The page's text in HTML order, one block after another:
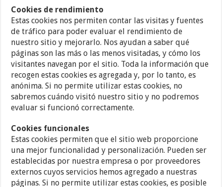
Cookies de rendimiento
Estas cookies nos permiten contar las visitas y fuentes
de tráfico para poder evaluar el rendimiento de
nuestro sitio y mejorarlo. Nos ayudan a saber qué
páginas son las más o las menos visitadas, y cómo los
visitantes navegan por el sitio. Toda la información que
recogen estas cookies es agregada y, por lo tanto, es
anónima. Si no permite utilizar estas cookies, no
sabremos cuándo visitó nuestro sitio y no podremos
evaluar si funcionó correctamente.
Cookies funcionales
Estas cookies permiten que el sitio web proporcione
una mejor funcionalidad y personalización. Pueden ser
establecidas por nuestra empresa o por proveedores
externos cuyos servicios hemos agregado a nuestras
páginas. Si no permite utilizar estas cookies, es posible